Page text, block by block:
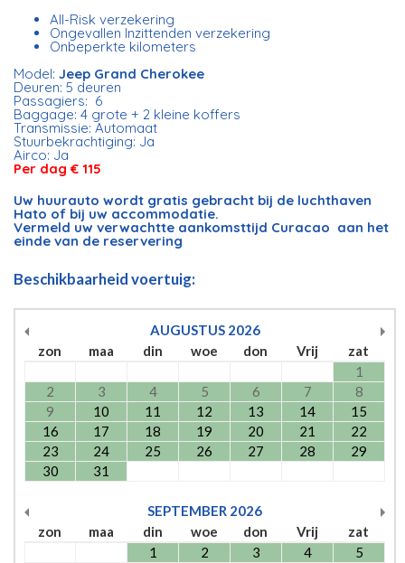
All-Risk verzekering
Ongevallen Inzittenden verzekering
Onbeperkte kilometers
Model:Jeep Grand Cherokee
Deuren: 5 deuren
Passagiers: 6
Baggage: 4 grote + 2 kleine koffers
Transmissie: Automaat
Stuurbekrachtiging: Ja
Airco: Ja
Per dag € 115
Uw huurauto wordt gratis gebracht bij de luchthaven
Hato of bij uw accommodatie.
Vermeld uw verwachtte aankomsttijd Curacao aan het
einde van de reservering
Beschikbaarheid voertuig:
AUGUSTUS 2026
zon
maa din woe don Vrij
zat
1
2
3 4 5 6 7
8
9
10 11 12 13 14
15
16
17 18 19 20 21
22
23
24 25 26 27 28
29
30
31
SEPTEMBER 2026
zon
maa din woe don Vrij
zat
1
2 3 4
5